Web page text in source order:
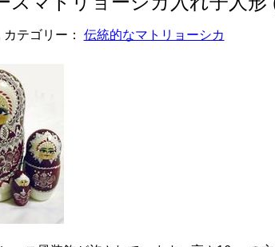
カテゴリー： 伝統的なマトリョーシカ